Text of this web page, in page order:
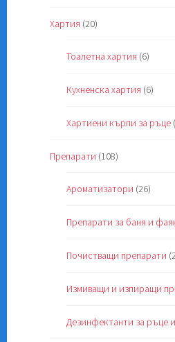
Хартия (20)
Тоалетна хартия (6)
Кухненска хартия (6)
Хартиени кърпи за ръце
Препарати (108)
Ароматизатори (26)
Препарати за баня и
Почистващи препарати
Измиващи и изпиращи
Дезинфектанти за ръце